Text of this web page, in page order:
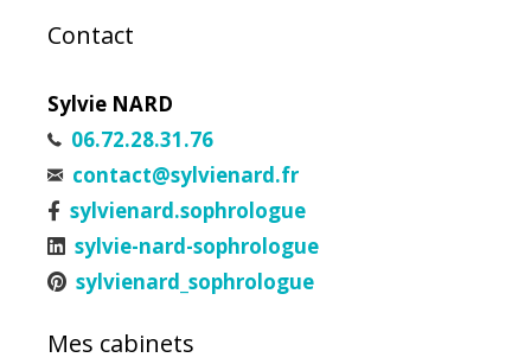
Contact
Sylvie NARD
06.72.28.31.76
contact@sylvienard.fr
sylvienard.sophrologue
sylvie-nard-sophrologue
sylvienard_sophrologue
Mes cabinets